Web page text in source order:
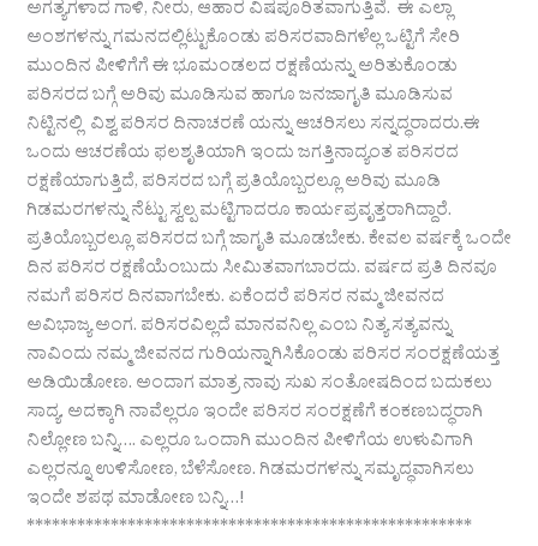
ಅಗತ್ಯಗಳಾದ ಗಾಳಿ, ನೀರು, ಆಹಾರ ವಿಷಪೂರಿತವಾಗುತ್ತಿವೆ. ಈ ಎಲ್ಲಾ
ಅಂಶಗಳನ್ನು ಗಮನದಲ್ಲಿಟ್ಟುಕೊಂಡು ಪರಿಸರವಾದಿಗಳೆಲ್ಲ ಒಟ್ಟಿಗೆ ಸೇರಿ
ಮುಂದಿನ ಪೀಳಿಗೆಗೆ ಈ ಭೂಮಂಡಲದ ರಕ್ಷಣೆಯನ್ನು ಅರಿತುಕೊಂಡು
ಪರಿಸರದ ಬಗ್ಗೆ ಅರಿವು ಮೂಡಿಸುವ ಹಾಗೂ ಜನಜಾಗೃತಿ ಮೂಡಿಸುವ
ನಿಟ್ಟಿನಲ್ಲಿ ವಿಶ್ವ ಪರಿಸರ ದಿನಾಚರಣೆ ಯನ್ನು ಆಚರಿಸಲು ಸನ್ನದ್ಧರಾದರು.ಈ
ಒಂದು ಆಚರಣೆಯ ಫಲಶೃತಿಯಾಗಿ ಇಂದು ಜಗತ್ತಿನಾದ್ಯಂತ ಪರಿಸರದ
ರಕ್ಷಣೆಯಾಗುತ್ತಿದೆ, ಪರಿಸರದ ಬಗ್ಗೆ ಪ್ರತಿಯೊಬ್ಬರಲ್ಲೂ ಅರಿವು ಮೂಡಿ
ಗಿಡಮರಗಳನ್ನು ನೆಟ್ಟು ಸ್ವಲ್ಪ ಮಟ್ಟಿಗಾದರೂ ಕಾರ್ಯಪ್ರವೃತ್ತರಾಗಿದ್ದಾರೆ.
ಪ್ರತಿಯೊಬ್ಬರಲ್ಲೂ ಪರಿಸರದ ಬಗ್ಗೆ ಜಾಗೃತಿ ಮೂಡಬೇಕು. ಕೇವಲ‌ ವರ್ಷಕ್ಕೆ ಒಂದೇ
ದಿನ ಪರಿಸರ ರಕ್ಷಣೆಯೆಂಬುದು ಸೀಮಿತವಾಗಬಾರದು. ವರ್ಷದ ಪ್ರತಿ ದಿನವೂ
ನಮಗೆ ಪರಿಸರ ದಿನವಾಗಬೇಕು. ಏಕೆಂದರೆ ಪರಿಸರ ನಮ್ಮ‌ ಜೀವನದ
ಅವಿಭಾಜ್ಯ ಅಂಗ. ಪರಿಸರವಿಲ್ಲದೆ ಮಾನವನಿಲ್ಲ ಎಂಬ ನಿತ್ಯ ಸತ್ಯವನ್ನು
ನಾವಿಂದು‌ ನಮ್ಮ ಜೀವನದ ಗುರಿಯನ್ನಾಗಿಸಿಕೊಂಡು ಪರಿಸರ ಸಂರಕ್ಷಣೆಯತ್ತ
ಅಡಿಯಿಡೋಣ. ಅಂದಾಗ ಮಾತ್ರ ನಾವು ಸುಖ ಸಂತೋಷದಿಂದ ಬದುಕಲು
ಸಾದ್ಯ. ಅದಕ್ಕಾಗಿ ನಾವೆಲ್ಲರೂ ಇಂದೇ ಪರಿಸರ ಸಂರಕ್ಷಣೆಗೆ ಕಂಕಣಬದ್ಧರಾಗಿ
ನಿಲ್ಲೋಣ ಬನ್ನಿ…. ಎಲ್ಲರೂ ಒಂದಾಗಿ ಮುಂದಿನ ಪೀಳಿಗೆಯ ಉಳುವಿಗಾಗಿ
ಎಲ್ಲರನ್ನೂ ಉಳಿಸೋಣ, ಬೆಳೆಸೋಣ. ಗಿಡಮರಗಳನ್ನು ಸಮೃದ್ಧವಾಗಿಸಲು
ಇಂದೇ ಶಪಥ ಮಾಡೋಣ ಬನ್ನಿ…!
*****************************************************